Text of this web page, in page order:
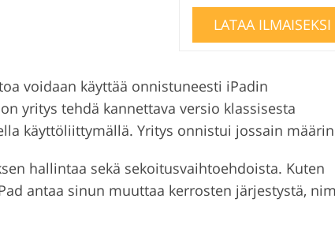
LATAA ILMAISEKSI
voidaan käyttää onnistuneesti iPadin
yritys tehdä kannettava versio klassisesta
käyttöliittymällä. Yritys onnistui jossain
hallintaa sekä sekoitusvaihtoehdoista. Kuten
antaa sinun muuttaa kerrosten järjestystä,